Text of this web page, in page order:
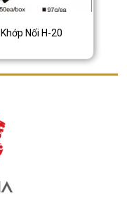
Khớp Nối H-20